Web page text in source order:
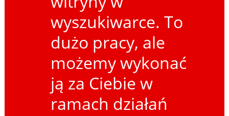
wyszukiwarce. To
dużo pracy, ale
możemy wykonać
ją za Ciebie w
ramach działań